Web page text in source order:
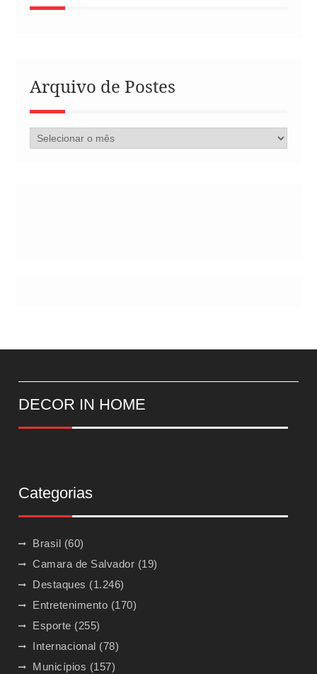
Arquivo de Postes
Arquivo
de
DECOR IN HOME
Categorias
Brasil (60)
Camara de Salvador (19)
Destaques (1.246)
Entretenimento (170)
Esporte (255)
Internacional (78)
Municípios (157)